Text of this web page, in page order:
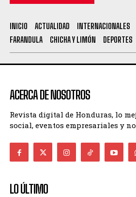
INICIO ACTUALIDAD INTERNACIONALES
FARANDULA
CHICHA Y LIMÓN DEPORTES
ACERCA DE NOSOTROS
Revista digital de Honduras, lo
social, eventos empresariales y
LO ÚLTIMO